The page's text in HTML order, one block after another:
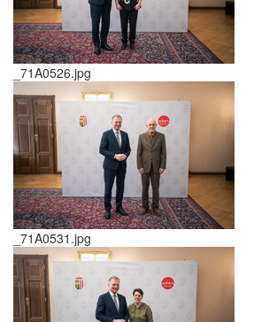
_71A0526.jpg
_71A0531.jpg